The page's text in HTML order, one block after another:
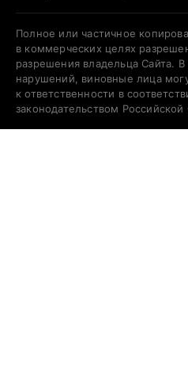
Полное или частичное
в коммерческих целях
разрешения владельца Сайта.
нарушений, виновные лица
к ответственности в
законодательством